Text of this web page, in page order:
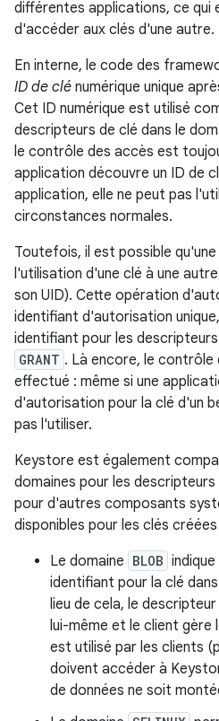
différentes applications, ce qui
d'accéder aux clés d'une autre.
En interne, le code des
ID de clé numérique unique
Cet ID numérique est utilisé
descripteurs de clé dans le
le contrôle des accès est
application découvre un ID de
application, elle ne peut pas
circonstances normales.
Toutefois, il est possible
l'utilisation d'une clé à une
son UID). Cette opération
identifiant d'autorisation
identifiant pour les
GRANT . Là encore, le
effectué : même si une
d'autorisation pour la clé d'un
pas l'utiliser.
Keystore est également
domaines pour les
pour d'autres composants
disponibles pour les clés
Le domaine BLOB
identifiant pour la clé
lieu de cela, le
lui-même et le client gère
est utilisé par les clients
doivent accéder à
de données ne soit